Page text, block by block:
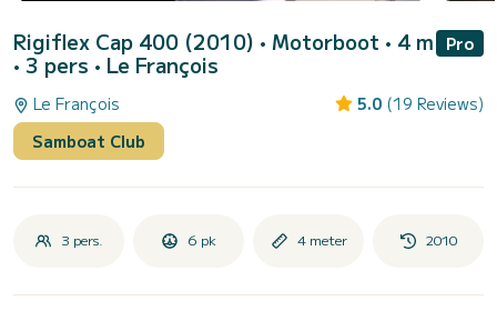
Rigiflex Cap 400 (2010) • Motorboot • 4 m
• 3 pers • Le François
Pro
Le François 5.0 (19 Reviews)
Samboat Club
3 pers. 6 pk 4 meter 2010